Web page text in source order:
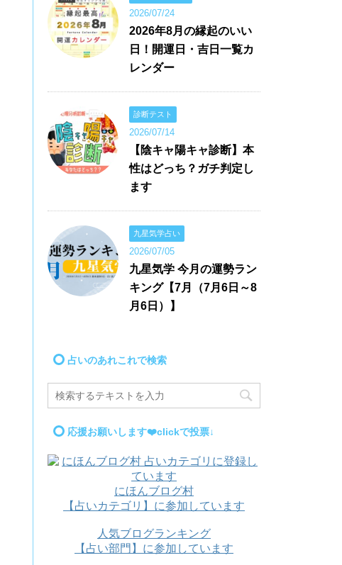
2026/07/24
2026年8月の縁起のいい
日！開運日・吉日一覧カ
レンダー
診断テスト
2026/07/14
【陰キャ陽キャ診断】本
性はどっち？ガチ判定し
ます
九星気学占い
2026/07/05
九星気学 今月の運勢ラン
キング【7月（7月6日～8
月6日）】
占いのあれこれで検索
応援お願いします❤️clickで投票↓
にほんブログ村
【占いカテゴリ】に参加しています
人気ブログランキング
【占い部門】に参加しています